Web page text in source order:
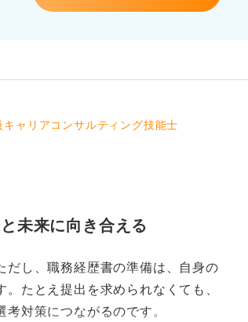
ャリアコンサルティング技能士
未来に向き合える
だし、職務経歴書の準備は、自身の
たとえ提出を求められなくても、
対策につながるのです。